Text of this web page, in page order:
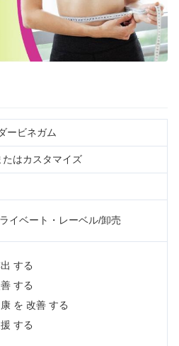
ービネガム
はカスタマイズ
イベート・レーベル/卸売
する
する
を 改善 する
する